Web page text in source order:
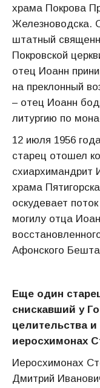
храма Покрова
Железноводска.
штатный
Покровской
отец Иоанн
на преклонный
– отец Иоанн
литургию по
12 июля 1956
старец отошел
схиархимандрит
храма
оскудевает
могилу отца
Афонского
Еще один
снискавший у
целительства
иеросхимонах
Иеросхимонах
Дмитрий